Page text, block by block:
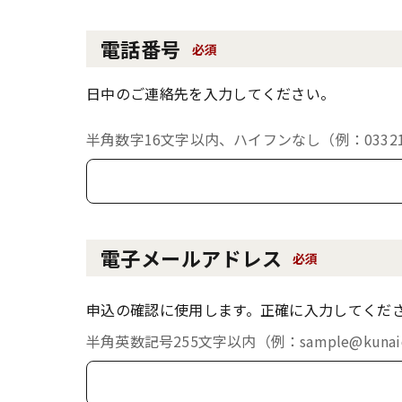
電話番号 必須
日中のご連絡先を入力してください。
半角数字16文字以内、ハイフンなし（例：
電子メールアドレス 必須
申込の確認に使用します。正確に入力してくだ
半角英数記号255文字以内（例：